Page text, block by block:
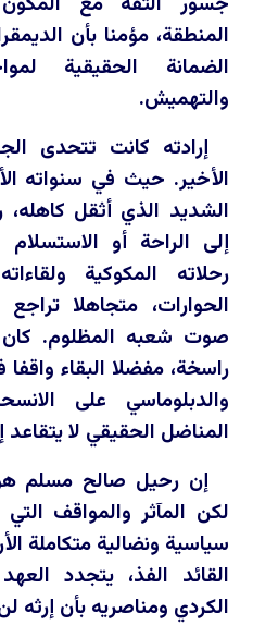
المنطقة، مؤمنا بأن
الضمانة الحقيقية
والتهميش.
إرادته كانت تتحدى
الأخير. حيث في سنواته
الشديد الذي أثقل
إلى الراحة أو
رحلاته المكوكية
الحوارات، متجاهلا
صوت شعبه المظلوم. كان
راسخة، مفضلا البقاء
والدبلوماسي على
المناضل الحقيقي لا يتقاعد
إن رحيل صالح مسلم
لكن المآثر والمواقف
سياسية ونضالية متكاملة
القائد الفذ، يتجدد
الكردي ومناصريه بأن إرثه